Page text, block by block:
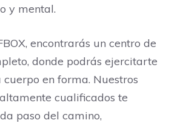
y mental.
encontrarás un centro de
donde podrás ejercitarte
en forma. Nuestros
cualificados te
paso del camino,